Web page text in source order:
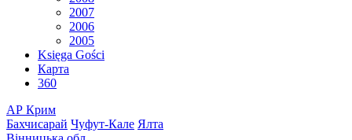
2007
2006
2005
Księga Gości
Карта
360
АР Крим
Бахчисарай Чуфут-Кале Ялта